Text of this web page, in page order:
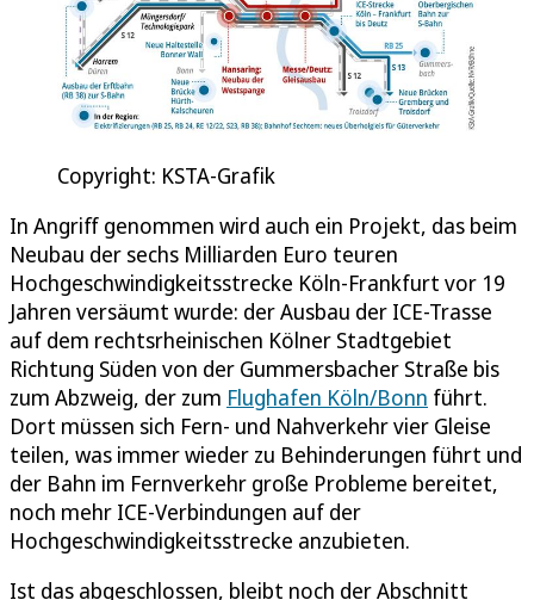
Copyright: KSTA-Grafik
In Angriff genommen wird auch ein Projekt, das beim
Neubau der sechs Milliarden Euro teuren
Hochgeschwindigkeitsstrecke Köln-Frankfurt vor 19
Jahren versäumt wurde: der Ausbau der ICE-Trasse
auf dem rechtsrheinischen Kölner Stadtgebiet
Richtung Süden von der Gummersbacher Straße bis
zum Abzweig, der zum Flughafen Köln/Bonn führt.
Dort müssen sich Fern- und Nahverkehr vier Gleise
teilen, was immer wieder zu Behinderungen führt und
der Bahn im Fernverkehr große Probleme bereitet,
noch mehr ICE-Verbindungen auf der
Hochgeschwindigkeitsstrecke anzubieten.
Ist das abgeschlossen, bleibt noch der Abschnitt